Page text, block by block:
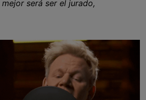
será ser el jurado,